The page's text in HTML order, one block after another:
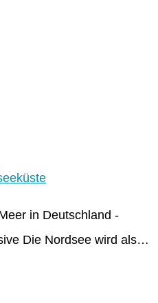
in Deutschland -
Die Nordsee wird als…